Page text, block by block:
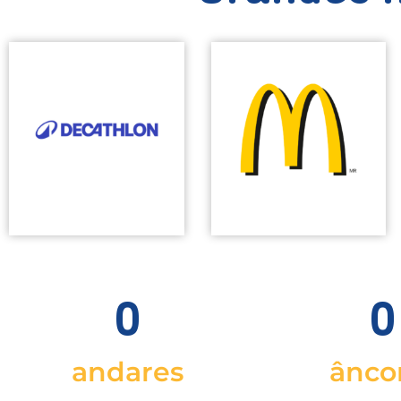
andares
0 0